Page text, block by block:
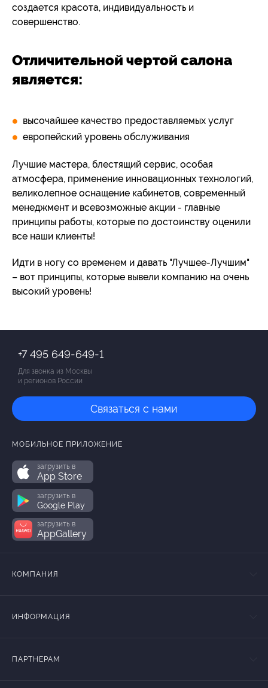
создается красота, индивидуальность и
совершенство.
Отличительной чертой салона
является:
высочайшее качество предоставляемых услуг
европейский уровень обслуживания
Лучшие мастера, блестящий сервис, особая
атмосфера, применение инновационных технологий,
великолепное оснащение кабинетов, современный
менеджмент и всевозможные акции - главные
принципы работы, которые по достоинству оценили
все наши клиенты!
Идти в ногу со временем и давать "Лучшее-Лучшим"
– вот принципы, которые вывели компанию на очень
высокий уровень!
+7 495 649-649-1
Для звонка из Москвы
и регионов России
Связаться с нами
МОБИЛЬНОЕ ПРИЛОЖЕНИЕ
загрузить в
App Store
загрузить в
Google Play
загрузить в
AppGallery
КОМПАНИЯ
ИНФОРМАЦИЯ
ПАРТНЕРАМ